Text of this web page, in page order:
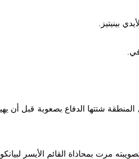
بينيتيز.
شتتها الدفاع بصعوبة قبل أن
مرت بمحاذاة القائم الأيسر